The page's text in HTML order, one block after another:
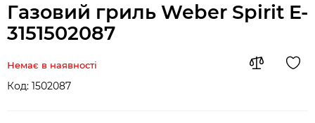
Газовий гриль Weber Spirit E-
3151502087
Немає в наявності
Код: 1502087